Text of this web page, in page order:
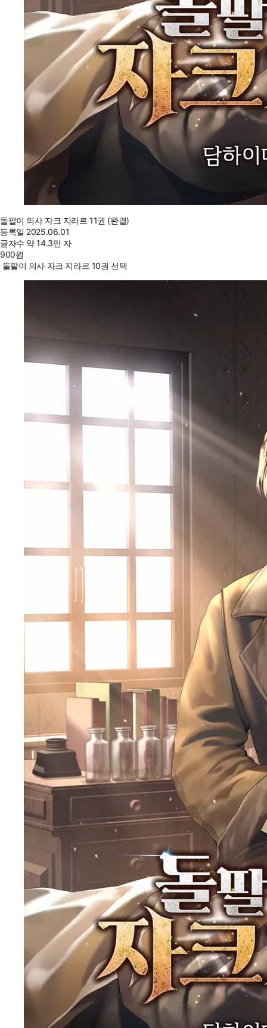
돌팔이 의사 자크 지라르 11권 (완결)
등록일 2025.06.01
글자수 약 14.3만 자
900원
돌팔이 의사 자크 지라르 10권 선택